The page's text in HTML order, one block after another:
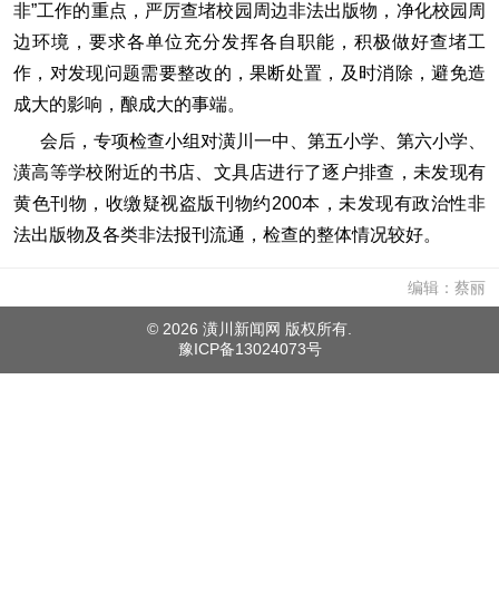
非”工作的重点，严厉查堵校园周边非法出版物，净化校园周
边环境，要求各单位充分发挥各自职能，积极做好查堵工
作，对发现问题需要整改的，果断处置，及时消除，避免造
成大的影响，酿成大的事端。
会后，专项检查小组对潢川一中、第五小学、第六小学、
潢高等学校附近的书店、文具店进行了逐户排查，未发现有
黄色刊物，收缴疑视盗版刊物约200本，未发现有政治性非
法出版物及各类非法报刊流通，检查的整体情况较好。
编辑：蔡丽
© 2026 潢川新闻网 版权所有.
豫ICP备13024073号